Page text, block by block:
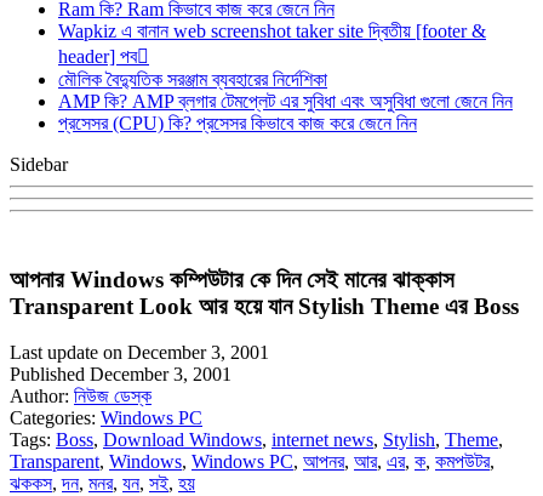
Ram কি? Ram কিভাবে কাজ করে জেনে নিন
Wapkiz এ বানান web screenshot taker site দ্বিতীয় [footer &
header] পব
মৌলিক বৈদ্যুতিক সরঞ্জাম ব্যবহারের নির্দেশিকা
AMP কি? AMP ব্লগার টেমপ্লেট এর সুবিধা এবং অসুবিধা গুলো জেনে নিন
প্রসেসর (CPU) কি? প্রসেসর কিভাবে কাজ করে জেনে নিন
Sidebar
আপনার Windows কম্পিউটার কে দিন সেই মানের ঝাক্কাস
Transparent Look আর হয়ে যান Stylish Theme এর Boss
Last update on December 3, 2001
Published December 3, 2001
Author: নিউজ ডেস্ক
Categories: Windows PC
Tags: Boss, Download Windows, internet news, Stylish, Theme,
Transparent, Windows, Windows PC, আপনর, আর, এর, ক, কমপউটর,
ঝককস,দন, মনর, যন, সই, হয়